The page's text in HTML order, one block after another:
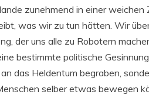
zunehmend in einer
was wir zu tun hätten. Wir
der uns alle zu Robotern
bestimmte politische
das Heldentum begraben,
selber etwas bewegen